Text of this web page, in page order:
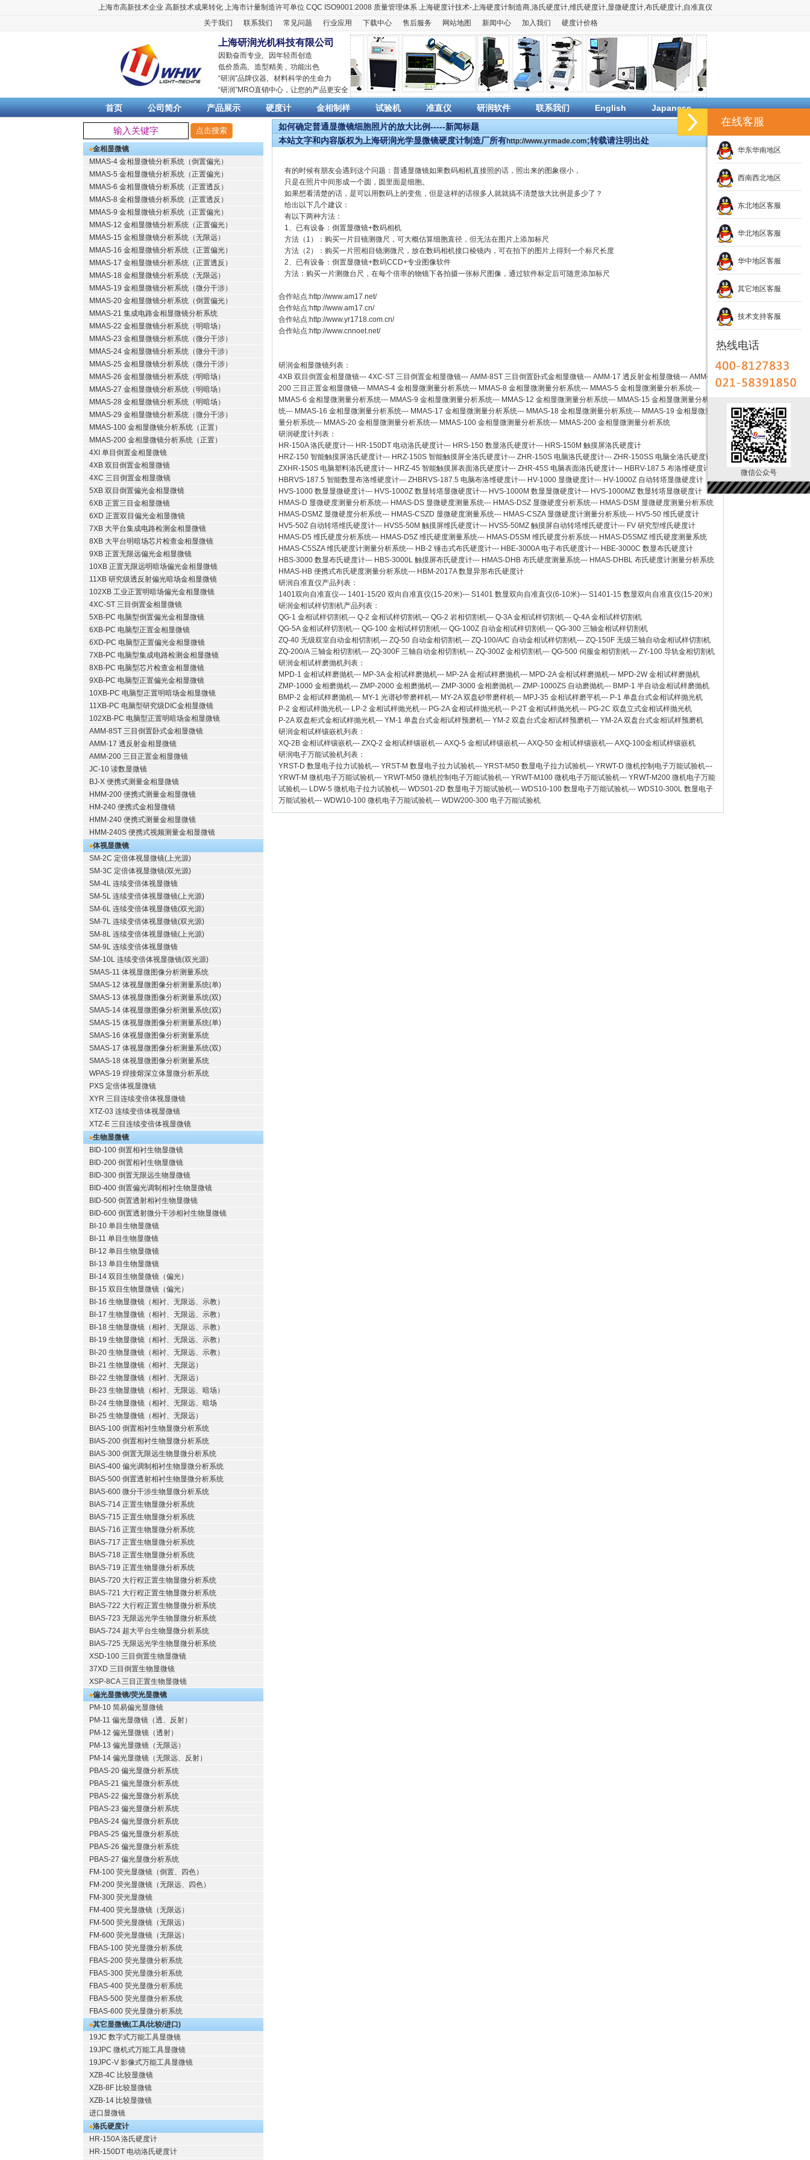
上海市高新技术企业 高新技术成果转化 上海市计量制造许可单位 CQC ISO9001:2008 质量管理体系 上海硬度计技术-上海硬度计制造商,洛氏硬度计,维氏硬度计,显微硬度计,布氏硬度计,自准直仪
关于我们
联系我们 常见问题 行业应用 下载中心 售后服务 网站地图 新闻中心 加入我们 硬度计价格
上海研润光机科技有限公司
因勤奋而专业, 因年轻而创造
低价质高, 造型精美 , 功能出色
“研润”品牌仪器, 材料科学的生命力
“研润”MRO直销中心，让您的产品更安全
首页 公司简介 产品展示 硬度计 金相制样 试验机 准直仪 研润软件 联系我们 English Japanese
金相显微镜
MMAS-4 金相显微镜分析系统（倒置偏光）
MMAS-5 金相显微镜分析系统（正置偏光）
MMAS-6 金相显微镜分析系统（正置透反）
MMAS-8 金相显微镜分析系统（正置透反）
MMAS-9 金相显微镜分析系统（正置偏光）
MMAS-12 金相显微镜分析系统（正置偏光）
MMAS-15 金相显微镜分析系统（无限远）
MMAS-16 金相显微镜分析系统（正置偏光）
MMAS-17 金相显微镜分析系统（正置透反）
MMAS-18 金相显微镜分析系统（无限远）
MMAS-19 金相显微镜分析系统（微分干涉）
MMAS-20 金相显微镜分析系统（倒置偏光）
MMAS-21 集成电路金相显微镜分析系统
MMAS-22 金相显微镜分析系统（明暗场）
MMAS-23 金相显微镜分析系统（微分干涉）
MMAS-24 金相显微镜分析系统（微分干涉）
MMAS-25 金相显微镜分析系统（微分干涉）
MMAS-26 金相显微镜分析系统（明暗场）
MMAS-27 金相显微镜分析系统（明暗场）
MMAS-28 金相显微镜分析系统（明暗场）
MMAS-29 金相显微镜分析系统（微分干涉）
MMAS-100 金相显微镜分析系统（正置）
MMAS-200 金相显微镜分析系统（正置）
4XI 单目倒置金相显微镜
4XB 双目倒置金相显微镜
4XC 三目倒置金相显微镜
5XB 双目倒置偏光金相显微镜
6XB 正置三目金相显微镜
6XD 正置双目偏光金相显微镜
7XB 大平台集成电路检测金相显微镜
8XB 大平台明暗场芯片检查金相显微镜
9XB 正置无限远偏光金相显微镜
10XB 正置无限远明暗场偏光金相显微镜
11XB 研究级透反射偏光暗场金相显微镜
102XB 工业正置明暗场偏光金相显微镜
4XC-ST 三目倒置金相显微镜
5XB-PC 电脑型倒置偏光金相显微镜
6XB-PC 电脑型正置金相显微镜
6XD-PC 电脑型正置偏光金相显微镜
7XB-PC 电脑型集成电路检测金相显微镜
8XB-PC 电脑型芯片检查金相显微镜
9XB-PC 电脑型正置偏光金相显微镜
10XB-PC 电脑型正置明暗场金相显微镜
11XB-PC 电脑型研究级DIC金相显微镜
102XB-PC 电脑型正置明暗场金相显微镜
AMM-8ST 三目倒置卧式金相显微镜
AMM-17 透反射金相显微镜
AMM-200 三目正置金相显微镜
JC-10 读数显微镜
BJ-X 便携式测量金相显微镜
HMM-200 便携式测量金相显微镜
HM-240 便携式金相显微镜
HMM-240 便携式测量金相显微镜
HMM-240S 便携式视频测量金相显微镜
体视显微镜
SM-2C 定倍体视显微镜(上光源)
SM-3C 定倍体视显微镜(双光源)
SM-4L 连续变倍体视显微镜
SM-5L 连续变倍体视显微镜(上光源)
SM-6L 连续变倍体视显微镜(双光源)
SM-7L 连续变倍体视显微镜(双光源)
SM-8L 连续变倍体视显微镜(上光源)
SM-9L 连续变倍体视显微镜
SM-10L 连续变倍体视显微镜(双光源)
SMAS-11 体视显微图像分析测量系统
SMAS-12 体视显微图像分析测量系统(单)
SMAS-13 体视显微图像分析测量系统(双)
SMAS-14 体视显微图像分析测量系统(双)
SMAS-15 体视显微图像分析测量系统(单)
SMAS-16 体视显微图像分析测量系统
SMAS-17 体视显微图像分析测量系统(双)
SMAS-18 体视显微图像分析测量系统
WPAS-19 焊接熔深立体显微分析系统
PXS 定倍体视显微镜
XYR 三目连续变倍体视显微镜
XTZ-03 连续变倍体视显微镜
XTZ-E 三目连续变倍体视显微镜
生物显微镜
BID-100 倒置相衬生物显微镜
BID-200 倒置相衬生物显微镜
BID-300 倒置无限远生物显微镜
BID-400 倒置偏光调制相衬生物显微镜
BID-500 倒置透射相衬生物显微镜
BID-600 倒置透射微分干涉相衬生物显微镜
BI-10 单目生物显微镜
BI-11 单目生物显微镜
BI-12 单目生物显微镜
BI-13 单目生物显微镜
BI-14 双目生物显微镜（偏光）
BI-15 双目生物显微镜（偏光）
BI-16 生物显微镜（相衬、无限远、示教）
BI-17 生物显微镜（相衬、无限远、示教）
BI-18 生物显微镜（相衬、无限远、示教）
BI-19 生物显微镜（相衬、无限远、示教）
BI-20 生物显微镜（相衬、无限远、示教）
BI-21 生物显微镜（相衬、无限远）
BI-22 生物显微镜（相衬、无限远）
BI-23 生物显微镜（相衬、无限远、暗场）
BI-24 生物显微镜（相衬、无限远、暗场
BI-25 生物显微镜（相衬、无限远）
BIAS-100 倒置相衬生物显微分析系统
BIAS-200 倒置相衬生物显微分析系统
BIAS-300 倒置无限远生物显微分析系统
BIAS-400 偏光调制相衬生物显微分析系统
BIAS-500 倒置透射相衬生物显微分析系统
BIAS-600 微分干涉生物显微分析系统
BIAS-714 正置生物显微分析系统
BIAS-715 正置生物显微分析系统
BIAS-716 正置生物显微分析系统
BIAS-717 正置生物显微分析系统
BIAS-718 正置生物显微分析系统
BIAS-719 正置生物显微分析系统
BIAS-720 大行程正置生物显微分析系统
BIAS-721 大行程正置生物显微分析系统
BIAS-722 大行程正置生物显微分析系统
BIAS-723 无限远光学生物显微分析系统
BIAS-724 超大平台生物显微分析系统
BIAS-725 无限远光学生物显微分析系统
XSD-100 三目倒置生物显微镜
37XD 三目倒置生物显微镜
XSP-8CA 三目正置生物显微镜
偏光显微镜/荧光显微镜
PM-10 简易偏光显微镜
PM-11 偏光显微镜（透、反射）
PM-12 偏光显微镜（透射）
PM-13 偏光显微镜（无限远）
PM-14 偏光显微镜（无限远、反射）
PBAS-20 偏光显微分析系统
PBAS-21 偏光显微分析系统
PBAS-22 偏光显微分析系统
PBAS-23 偏光显微分析系统
PBAS-24 偏光显微分析系统
PBAS-25 偏光显微分析系统
PBAS-26 偏光显微分析系统
PBAS-27 偏光显微分析系统
FM-100 荧光显微镜（倒置、四色）
FM-200 荧光显微镜（无限远、四色）
FM-300 荧光显微镜
FM-400 荧光显微镜（无限远）
FM-500 荧光显微镜（无限远）
FM-600 荧光显微镜（无限远）
FBAS-100 荧光显微分析系统
FBAS-200 荧光显微分析系统
FBAS-300 荧光显微分析系统
FBAS-400 荧光显微分析系统
FBAS-500 荧光显微分析系统
FBAS-600 荧光显微分析系统
其它显微镜(工具/比较/进口)
19JC 数字式万能工具显微镜
19JPC 微机式万能工具显微镜
19JPC-V 影像式万能工具显微镜
XZB-4C 比较显微镜
XZB-8F 比较显微镜
XZB-14 比较显微镜
进口显微镜
洛氏硬度计
HR-150A 洛氏硬度计
HR-150DT 电动洛氏硬度计
如何确定普通显微镜细胞照片的放大比例-----新闻标题
本站文字和内容版权为上海研润光学显微镜硬度计制造厂所有http://www.yrmade.com;转载请注明出处
有的时候有朋友会遇到这个问题：普通显微镜如果数码相机直接照的话，照出来的图象很小，
只是在照片中间形成一个圆，圆里面是细胞。
如果想看清楚的话，是可以用数码上的变焦，但是这样的话很多人就就搞不清楚放大比例是多少了？
给出以下几个建议：
有以下两种方法：
1、已有设备：倒置显微镜+数码相机
方法（1）：购买一片目镜测微尺，可大概估算细胞直径，但无法在图片上添加标尺
方法（2）：购买一片照相目镜测微尺，放在数码相机接口棱镜内，可在拍下的图片上得到一个标尺长度
2、已有设备：倒置显微镜+数码CCD+专业图像软件
方法：购买一片测微台尺，在每个倍率的物镜下各拍摄一张标尺图像，通过软件标定后可随意添加标尺
合作站点:http://www.am17.net/
合作站点:http://www.am17.cn/
合作站点:http://www.yr1718.com.cn/
合作站点:http://www.cnnoet.net/
研润金相显微镜列表：
4XB 双目倒置金相显微镜--- 4XC-ST 三目倒置金相显微镜--- AMM-8ST 三目倒置卧式金相显微镜--- AMM-17 透反射金相显微镜--- AMM-
200 三目正置金相显微镜--- MMAS-4 金相显微测量分析系统--- MMAS-8 金相显微测量分析系统--- MMAS-5 金相显微测量分析系统---
MMAS-6 金相显微测量分析系统--- MMAS-9 金相显微测量分析系统--- MMAS-12 金相显微测量分析系统--- MMAS-15 金相显微测量分析系
统--- MMAS-16 金相显微测量分析系统--- MMAS-17 金相显微测量分析系统--- MMAS-18 金相显微测量分析系统--- MMAS-19 金相显微测
量分析系统--- MMAS-20 金相显微测量分析系统--- MMAS-100 金相显微测量分析系统--- MMAS-200 金相显微测量分析系统
研润硬度计列表：
HR-150A 洛氏硬度计--- HR-150DT 电动洛氏硬度计--- HRS-150 数显洛氏硬度计--- HRS-150M 触摸屏洛氏硬度计
HRZ-150 智能触摸屏洛氏硬度计--- HRZ-150S 智能触摸屏全洛氏硬度计--- ZHR-150S 电脑洛氏硬度计--- ZHR-150SS 电脑全洛氏硬度计
ZXHR-150S 电脑塑料洛氏硬度计--- HRZ-45 智能触摸屏表面洛氏硬度计--- ZHR-45S 电脑表面洛氏硬度计--- HBRV-187.5 布洛维硬度计
HBRVS-187.5 智能数显布洛维硬度计--- ZHBRVS-187.5 电脑布洛维硬度计--- HV-1000 显微硬度计--- HV-1000Z 自动转塔显微硬度计
HVS-1000 数显显微硬度计--- HVS-1000Z 数显转塔显微硬度计--- HVS-1000M 数显显微硬度计--- HVS-1000MZ 数显转塔显微硬度计
HMAS-D 显微硬度测量分析系统--- HMAS-DS 显微硬度测量系统--- HMAS-DSZ 显微硬度分析系统--- HMAS-DSM 显微硬度测量分析系统
HMAS-DSMZ 显微硬度分析系统--- HMAS-CSZD 显微硬度测量系统--- HMAS-CSZA 显微硬度计测量分析系统--- HV5-50 维氏硬度计
HV5-50Z 自动转塔维氏硬度计--- HVS5-50M 触摸屏维氏硬度计--- HVS5-50MZ 触摸屏自动转塔维氏硬度计--- FV 研究型维氏硬度计
HMAS-D5 维氏硬度分析系统--- HMAS-D5Z 维氏硬度测量系统--- HMAS-D5SM 维氏硬度分析系统--- HMAS-D5SMZ 维氏硬度测量系统
HMAS-C5SZA 维氏硬度计测量分析系统--- HB-2 锤击式布氏硬度计--- HBE-3000A 电子布氏硬度计--- HBE-3000C 数显布氏硬度计
HBS-3000 数显布氏硬度计--- HBS-3000L 触摸屏布氏硬度计--- HMAS-DHB 布氏硬度测量系统--- HMAS-DHBL 布氏硬度计测量分析系统
HMAS-HB 便携式布氏硬度测量分析系统--- HBM-2017A 数显异形布氏硬度计
研润自准直仪产品列表：
1401双向自准直仪--- 1401-15/20 双向自准直仪(15-20米)--- S1401 数显双向自准直仪(6-10米)--- S1401-15 数显双向自准直仪(15-20米)
研润金相试样切割机产品列表：
QG-1 金相试样切割机--- Q-2 金相试样切割机--- QG-2 岩相切割机--- Q-3A 金相试样切割机--- Q-4A 金相试样切割机
QG-5A 金相试样切割机--- QG-100 金相试样切割机--- QG-100Z 自动金相试样切割机--- QG-300 三轴金相试样切割机
ZQ-40 无级双室自动金相切割机--- ZQ-50 自动金相切割机--- ZQ-100/A/C 自动金相试样切割机--- ZQ-150F 无级三轴自动金相试样切割机
ZQ-200/A 三轴金相切割机--- ZQ-300F 三轴自动金相切割机--- ZQ-300Z 金相切割机--- QG-500 伺服金相切割机--- ZY-100 导轨金相切割机
研润金相试样磨抛机列表：
MPD-1 金相试样磨抛机--- MP-3A 金相试样磨抛机--- MP-2A 金相试样磨抛机--- MPD-2A 金相试样磨抛机--- MPD-2W 金相试样磨抛机
ZMP-1000 金相磨抛机--- ZMP-2000 金相磨抛机--- ZMP-3000 金相磨抛机--- ZMP-1000ZS 自动磨抛机--- BMP-1 半自动金相试样磨抛机
BMP-2 金相试样磨抛机--- MY-1 光谱砂带磨样机--- MY-2A 双盘砂带磨样机--- MPJ-35 金相试样磨平机--- P-1 单盘台式金相试样抛光机
P-2 金相试样抛光机--- LP-2 金相试样抛光机--- PG-2A 金相试样抛光机--- P-2T 金相试样抛光机--- PG-2C 双盘立式金相试样抛光机
P-2A 双盘柜式金相试样抛光机--- YM-1 单盘台式金相试样预磨机--- YM-2 双盘台式金相试样预磨机--- YM-2A 双盘台式金相试样预磨机
研润金相试样镶嵌机列表：
XQ-2B 金相试样镶嵌机--- ZXQ-2 金相试样镶嵌机--- AXQ-5 金相试样镶嵌机--- AXQ-50 金相试样镶嵌机--- AXQ-100金相试样镶嵌机
研润电子万能试验机列表：
YRST-D 数显电子拉力试验机--- YRST-M 数显电子拉力试验机--- YRST-M50 数显电子拉力试验机--- YRWT-D 微机控制电子万能试验机---
YRWT-M 微机电子万能试验机--- YRWT-M50 微机控制电子万能试验机--- YRWT-M100 微机电子万能试验机--- YRWT-M200 微机电子万能
试验机--- LDW-5 微机电子拉力试验机--- WDS01-2D 数显电子万能试验机--- WDS10-100 数显电子万能试验机--- WDS10-300L 数显电子
万能试验机--- WDW10-100 微机电子万能试验机--- WDW200-300 电子万能试验机
在线客服
华东华南地区
西南西北地区
东北地区客服
华北地区客服
华中地区客服
其它地区客服
技术支持客服
热线电话
微信公众号